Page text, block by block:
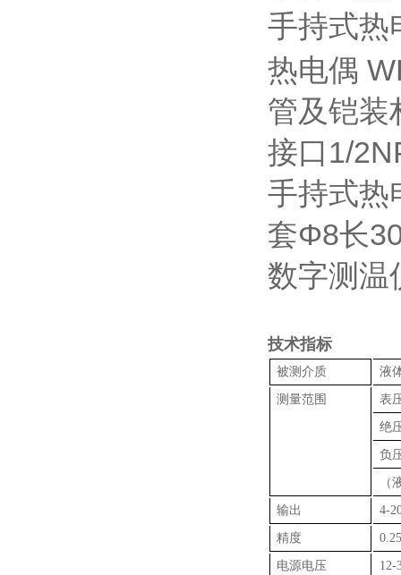
手持式热
热电偶
管及铠
接口1/
手持式热
套Φ8长
数字测温
技术指标
被测介质 液
测量范围 表
绝
负
（
输出 4-
精度
电源电压 12-